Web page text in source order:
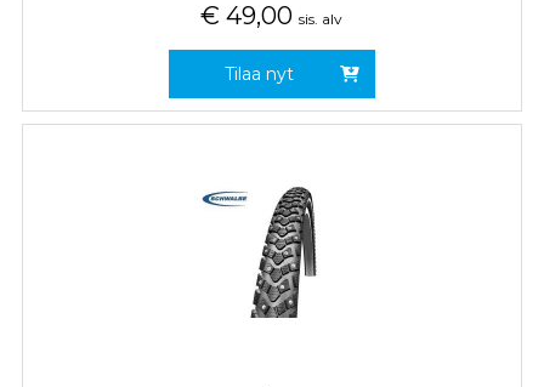
€ 49,00 sis. alv
Tilaa nyt